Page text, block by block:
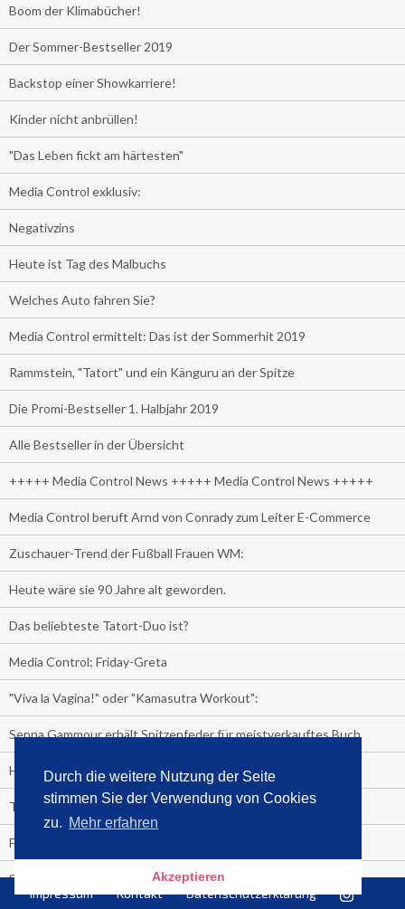
Durch die weitere Nutzung der Seite
stimmen Sie der Verwendung von Cookies
zu. Mehr erfahren
Akzeptieren
Boom der Klimabücher!
Der Sommer-Bestseller 2019
Backstop einer Showkarriere!
Kinder nicht anbrüllen!
"Das Leben fickt am härtesten"
Media Control exklusiv:
Negativzins
Heute ist Tag des Malbuchs
Welches Auto fahren Sie?
Media Control ermittelt: Das ist der Sommerhit 2019
Rammstein, "Tatort" und ein Känguru an der Spitze
Die Promi-Bestseller 1. Halbjahr 2019
Alle Bestseller in der Übersicht
+++++ Media Control News +++++ Media Control News +++++
Media Control beruft Arnd von Conrady zum Leiter E-Commerce
Zuschauer-Trend der Fußball Frauen WM:
Heute wäre sie 90 Jahre alt geworden.
Das beliebteste Tatort-Duo ist?
Media Control: Friday-Greta
"Viva la Vagina!" oder "Kamasutra Workout":
Senna Gammour erhält Spitzenfeder für meistverkauftes Buch
Heute ist Welttag des Buches!
TV-Marktanteile auf einen Blick
Fußball TV-Quoten:
Sensationell!
Impressum Kontakt Datenschutzerklärung